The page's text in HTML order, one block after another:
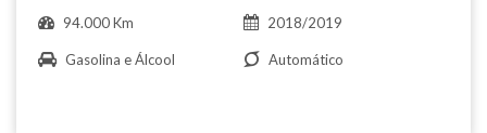
94.000 Km 2018/2019
Gasolina e Álcool Automático